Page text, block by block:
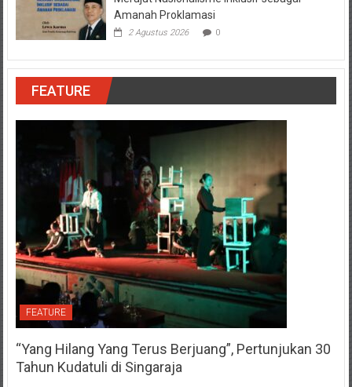
Amanah Proklamasi
2 Agustus 2026 0
FEATURE
FEATURE
“Yang Hilang Yang Terus Berjuang”, Pertunjukan 30
Tahun Kudatuli di Singaraja